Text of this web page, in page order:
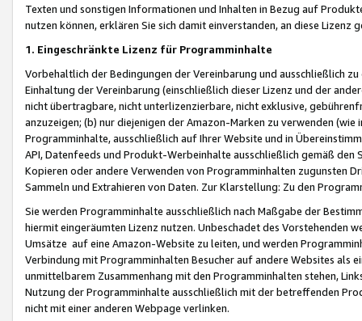
Texten und sonstigen Informationen und Inhalten in Bezug auf
nutzen können, erklären Sie sich damit einverstanden, an diese Lizenz
1. Eingeschränkte Lizenz für Programminhalte
Vorbehaltlich der Bedingungen der Vereinbarung und ausschließlich
Einhaltung der Vereinbarung (einschließlich dieser Lizenz und der
nicht übertragbare, nicht unterlizenzierbare, nicht exklusive,
anzuzeigen; (b) nur diejenigen der Amazon-Marken zu verwenden
Programminhalte, ausschließlich auf Ihrer Website und in
API, Datenfeeds und Produkt-Werbeinhalte ausschließlich gemäß
Kopieren oder andere Verwenden von Programminhalten zugunsten
Sammeln und Extrahieren von Daten. Zur Klarstellung: Zu den
Sie werden Programminhalte ausschließlich nach Maßgabe der
hiermit eingeräumten Lizenz nutzen. Unbeschadet des Vorstehenden
Umsätze auf eine Amazon-Website zu leiten, und werden
Verbindung mit Programminhalten Besucher auf andere Websites als
unmittelbarem Zusammenhang mit den Programminhalten stehen,
Nutzung der Programminhalte ausschließlich mit der betreffenden
nicht mit einer anderen Webpage verlinken.